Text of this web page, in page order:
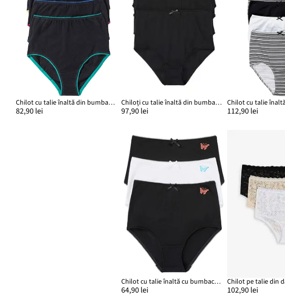
Chilot cu talie înaltă din bumbac moale (set/5 buc.)
82,90 lei
Chiloți cu talie înaltă din bumbac subțire (4 buc.)
97,90 lei 112,90 lei
Chilot cu talie înaltă cu bumbac organic (set/3 buc.)
64,90 lei 102,90 lei